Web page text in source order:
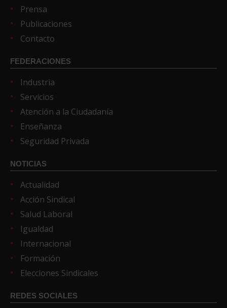
Prensa
Publicaciones
Contacto
FEDERACIONES
Industria
Servicios
Atención a la Ciudadanía
Enseñanza
Seguridad Privada
NOTICIAS
Actualidad
Acción Sindical
Salud Laboral
Igualdad
Internacional
Formación
Elecciones Sindicales
REDES SOCIALES